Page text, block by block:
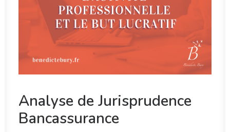
Analyse de Jurisprudence
Bancassurance